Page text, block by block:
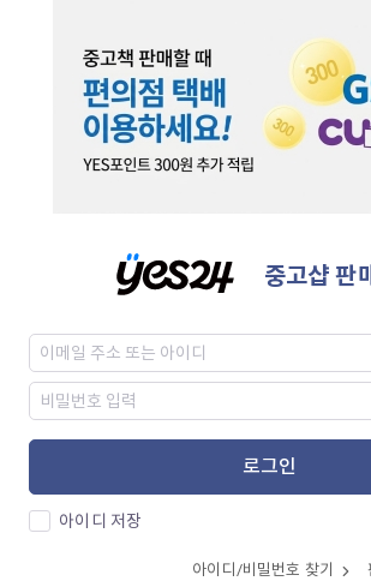
중고샵 판
로그인
아이디 저장
아이디/비밀번호 찾기